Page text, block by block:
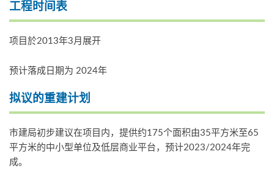
工程时间表
项目於2013年3月展开
预计落成日期为 2024年
拟议的重建计划
市建局初步建议在项目内，提供约175个面积由35平方米至65
平方米的中小型单位及低层商业平台，预计2023/2024年完
成。